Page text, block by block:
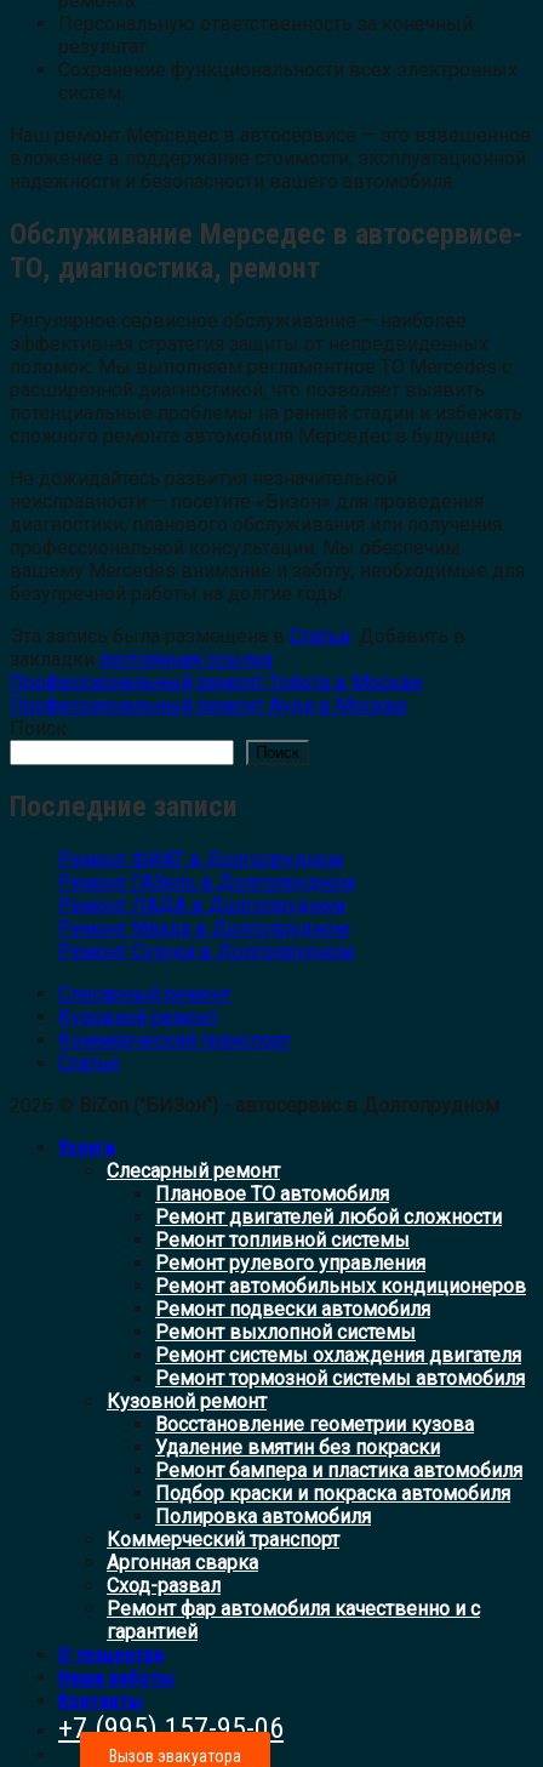
Персональную ответственность за конечный
результат.
Сохранение функциональности всех электронных
систем.
Наш ремонт Мерседес в автосервисе — это взвешенное
вложение в поддержание стоимости, эксплуатационной
надежности и безопасности вашего автомобиля.
Обслуживание Мерседес в автосервисе-
ТО, диагностика, ремонт
Регулярное сервисное обслуживание — наиболее
эффективная стратегия защиты от непредвиденных
поломок. Мы выполняем регламентное ТО Mercedes с
расширенной диагностикой, что позволяет выявить
потенциальные проблемы на ранней стадии и избежать
сложного ремонта автомобиля Мерседес в будущем.
Не дожидайтесь развития незначительной
неисправности — посетите «Бизон» для проведения
диагностики, планового обслуживания или получения
профессиональной консультации. Мы обеспечим
вашему Mercedes внимание и заботу, необходимые для
безупречной работы на долгие годы.
Эта запись была размещена в Статьи . Добавить в
закладки постоянная ссылка
Профессиональный ремонт Тойота в Москве
Профессиональный ремонт Ауди в Москве
Поиск
Поиск
Последние записи
Ремонт ФИАТ в Долгопрудном
Ремонт ГАЗель в Долгопрудном
Ремонт ЛАДА в Долгопрудном
Ремонт Мазда в Долгопрудном
Ремонт Сузуки в Долгопрудном
Слесарный ремонт
Кузовной ремонт
Коммерческий транспорт
Статьи
2026 © BiZon ("БИЗон") - автосервис в Долгопрудном
Услуги
Слесарный ремонт
Плановое ТО автомобиля
Ремонт двигателей любой сложности
Ремонт топливной системы
Ремонт рулевого управления
Ремонт автомобильных кондиционеров
Ремонт подвески автомобиля
Ремонт выхлопной системы
Ремонт системы охлаждения двигателя
Ремонт тормозной системы автомобиля
Кузовной ремонт
Восстановление геометрии кузова
Удаление вмятин без покраски
Ремонт бампера и пластика автомобиля
Подбор краски и покраска автомобиля
Полировка автомобиля
Коммерческий транспорт
Аргонная сварка
Сход-развал
Ремонт фар автомобиля качественно и с
гарантией
О техцентре
Наши работы
Контакты
+7 (995) 157-95-06
Вызов эвакуатора